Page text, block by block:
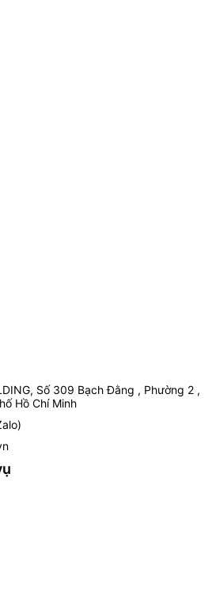
Số 309 Bạch Đằng , Phường 2 ,
Hồ Chí Minh